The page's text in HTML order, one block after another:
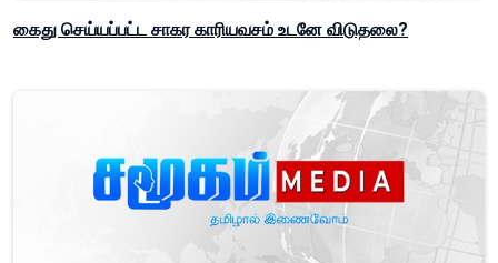
கைது செய்யப்பட்ட சாகர காரியவசம் உடனே விடுதலை?